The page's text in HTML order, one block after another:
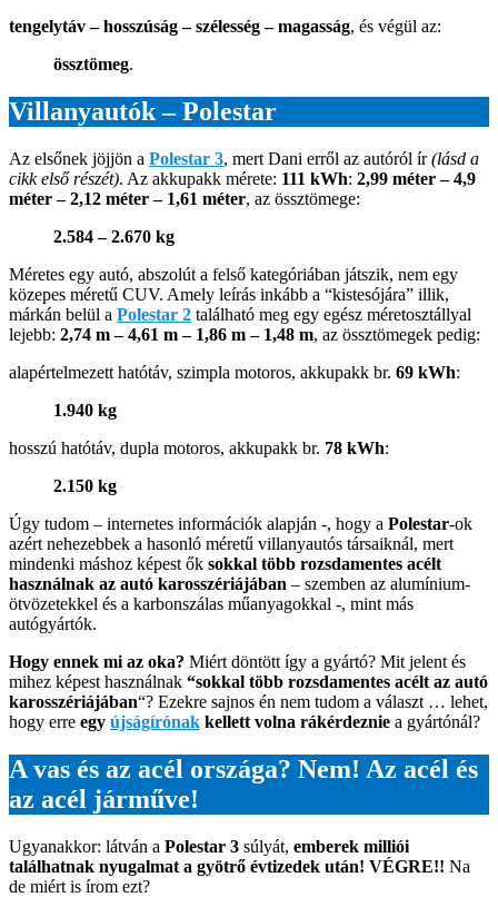
tengelytáv – hosszúság – szélesség – magasság, és végül az:
össztömeg.
Villanyautók – Polestar
Az elsőnek jöjjön a Polestar 3, mert Dani erről az autóról ír(lásd a
cikk első részét). Az akkupakk mérete: 111 kWh: 2,99 méter – 4,9
méter – 2,12 méter – 1,61 méter, az össztömege:
2.584 – 2.670 kg
Méretes egy autó, abszolút a felső kategóriában játszik, nem egy
közepes méretű CUV. Amely leírás inkább a “kistesójára” illik,
márkán belül a Polestar 2 található meg egy egész méretosztállyal
lejebb: 2,74 m – 4,61 m – 1,86 m – 1,48 m, az össztömegek pedig:
alapértelmezett hatótáv, szimpla motoros, akkupakk br. 69 kWh:
1.940 kg
hosszú hatótáv, dupla motoros, akkupakk br. 78 kWh:
2.150 kg
Úgy tudom – internetes információk alapján -, hogy a Polestar-ok
azért nehezebbek a hasonló méretű villanyautós társaiknál, mert
mindenki máshoz képest ők sokkal több rozsdamentes acélt
használnak az autó karosszériájában – szemben az alumínium-
ötvözetekkel és a karbonszálas műanyagokkal -, mint más
autógyártók.
Hogy ennek mi az oka? Miért döntött így a gyártó? Mit jelent és
mihez képest használnak “sokkal több rozsdamentes acélt az autó
karosszériájában“? Ezekre sajnos én nem tudom a választ … lehet,
hogy erre egy újságírónak kellett volna rákérdeznie a gyártónál?
A vas és az acél országa? Nem! Az acél és
az acél járműve!
Ugyanakkor: látván a Polestar 3 súlyát, emberek milliói
találhatnak nyugalmat a gyötrő évtizedek után! VÉGRE!! Na
de miért is írom ezt?